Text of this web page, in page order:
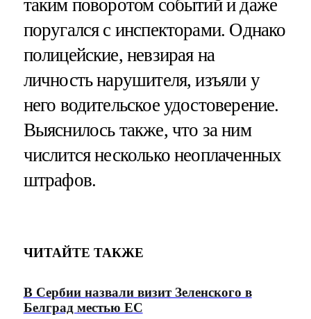
таким поворотом событий и даже
поругался с инспекторами. Однако
полицейские, невзирая на
личность нарушителя, изъяли у
него водительское удостоверение.
Выяснилось также, что за ним
числится несколько неоплаченных
штрафов.
ЧИТАЙТЕ ТАКЖЕ
В Сербии назвали визит Зеленского в
Белград местью ЕС